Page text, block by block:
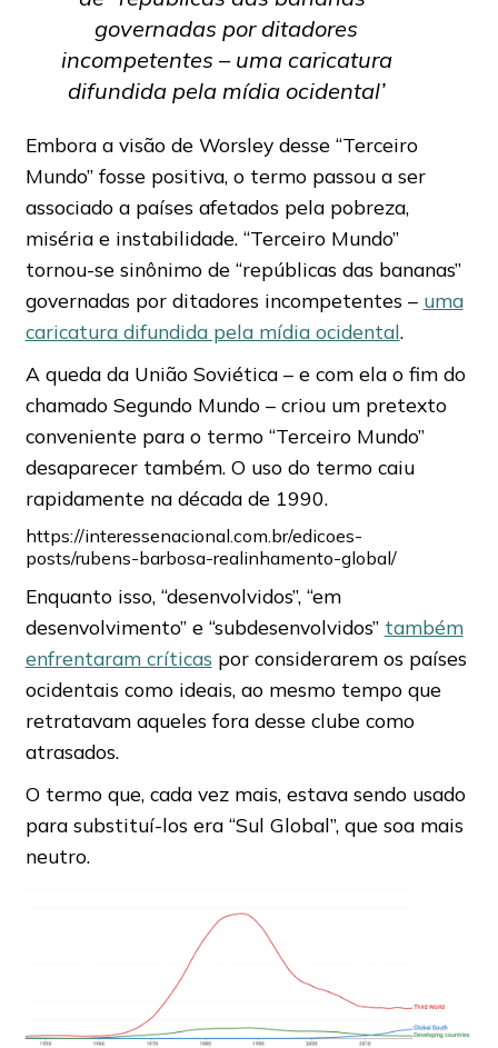
governadas por ditadores
incompetentes – uma caricatura
difundida pela mídia ocidental’
Embora a visão de Worsley desse “Terceiro
Mundo” fosse positiva, o termo passou a ser
associado a países afetados pela pobreza,
miséria e instabilidade. “Terceiro Mundo”
tornou-se sinônimo de “repúblicas das bananas”
governadas por ditadores incompetentes – uma
caricatura difundida pela mídia ocidental.
A queda da União Soviética – e com ela o fim do
chamado Segundo Mundo – criou um pretexto
conveniente para o termo “Terceiro Mundo”
desaparecer também. O uso do termo caiu
rapidamente na década de 1990.
https://interessenacional.com.br/edicoes-
posts/rubens-barbosa-realinhamento-global/
Enquanto isso, “desenvolvidos”, “em
desenvolvimento” e “subdesenvolvidos” também
enfrentaram críticas por considerarem os países
ocidentais como ideais, ao mesmo tempo que
retratavam aqueles fora desse clube como
atrasados.
O termo que, cada vez mais, estava sendo usado
para substituí-los era “Sul Global”, que soa mais
neutro.